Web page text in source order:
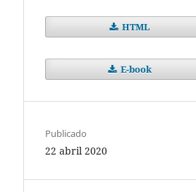
HTML
E-book
Publicado
22 abril 2020